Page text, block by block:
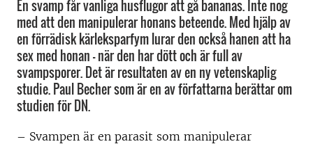
En svamp får vanliga husflugor att gå bananas. Inte nog
med att den manipulerar honans beteende. Med hjälp av
en förrädisk kärleksparfym lurar den också hanen att ha
sex med honan – när den har dött och är full av
svampsporer. Det är resultaten av en ny vetenskaplig
studie. Paul Becher som är en av författarna berättar om
studien för DN.
– Svampen är en parasit som manipulerar